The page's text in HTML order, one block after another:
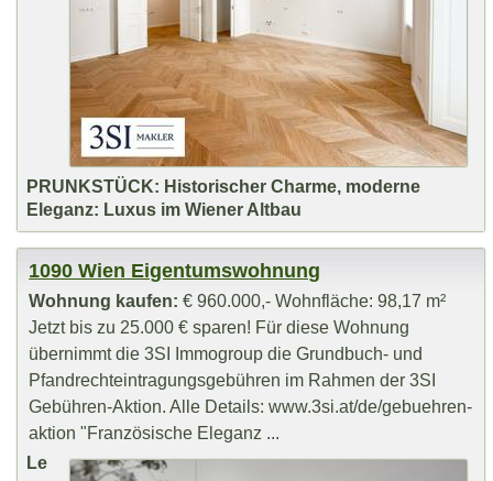
PRUNKSTÜCK: Historischer Charme, moderne
Eleganz: Luxus im Wiener Altbau
1090 Wien Eigentumswohnung
Wohnung kaufen: € 960.000,- Wohnfläche: 98,17 m²
Jetzt bis zu 25.000 € sparen! Für diese Wohnung
übernimmt die 3SI Immogroup die Grundbuch- und
Pfandrechteintragungsgebühren im Rahmen der 3SI
Gebühren-Aktion. Alle Details: www.3si.at/de/gebuehren-
aktion "Französische Eleganz ...
Le